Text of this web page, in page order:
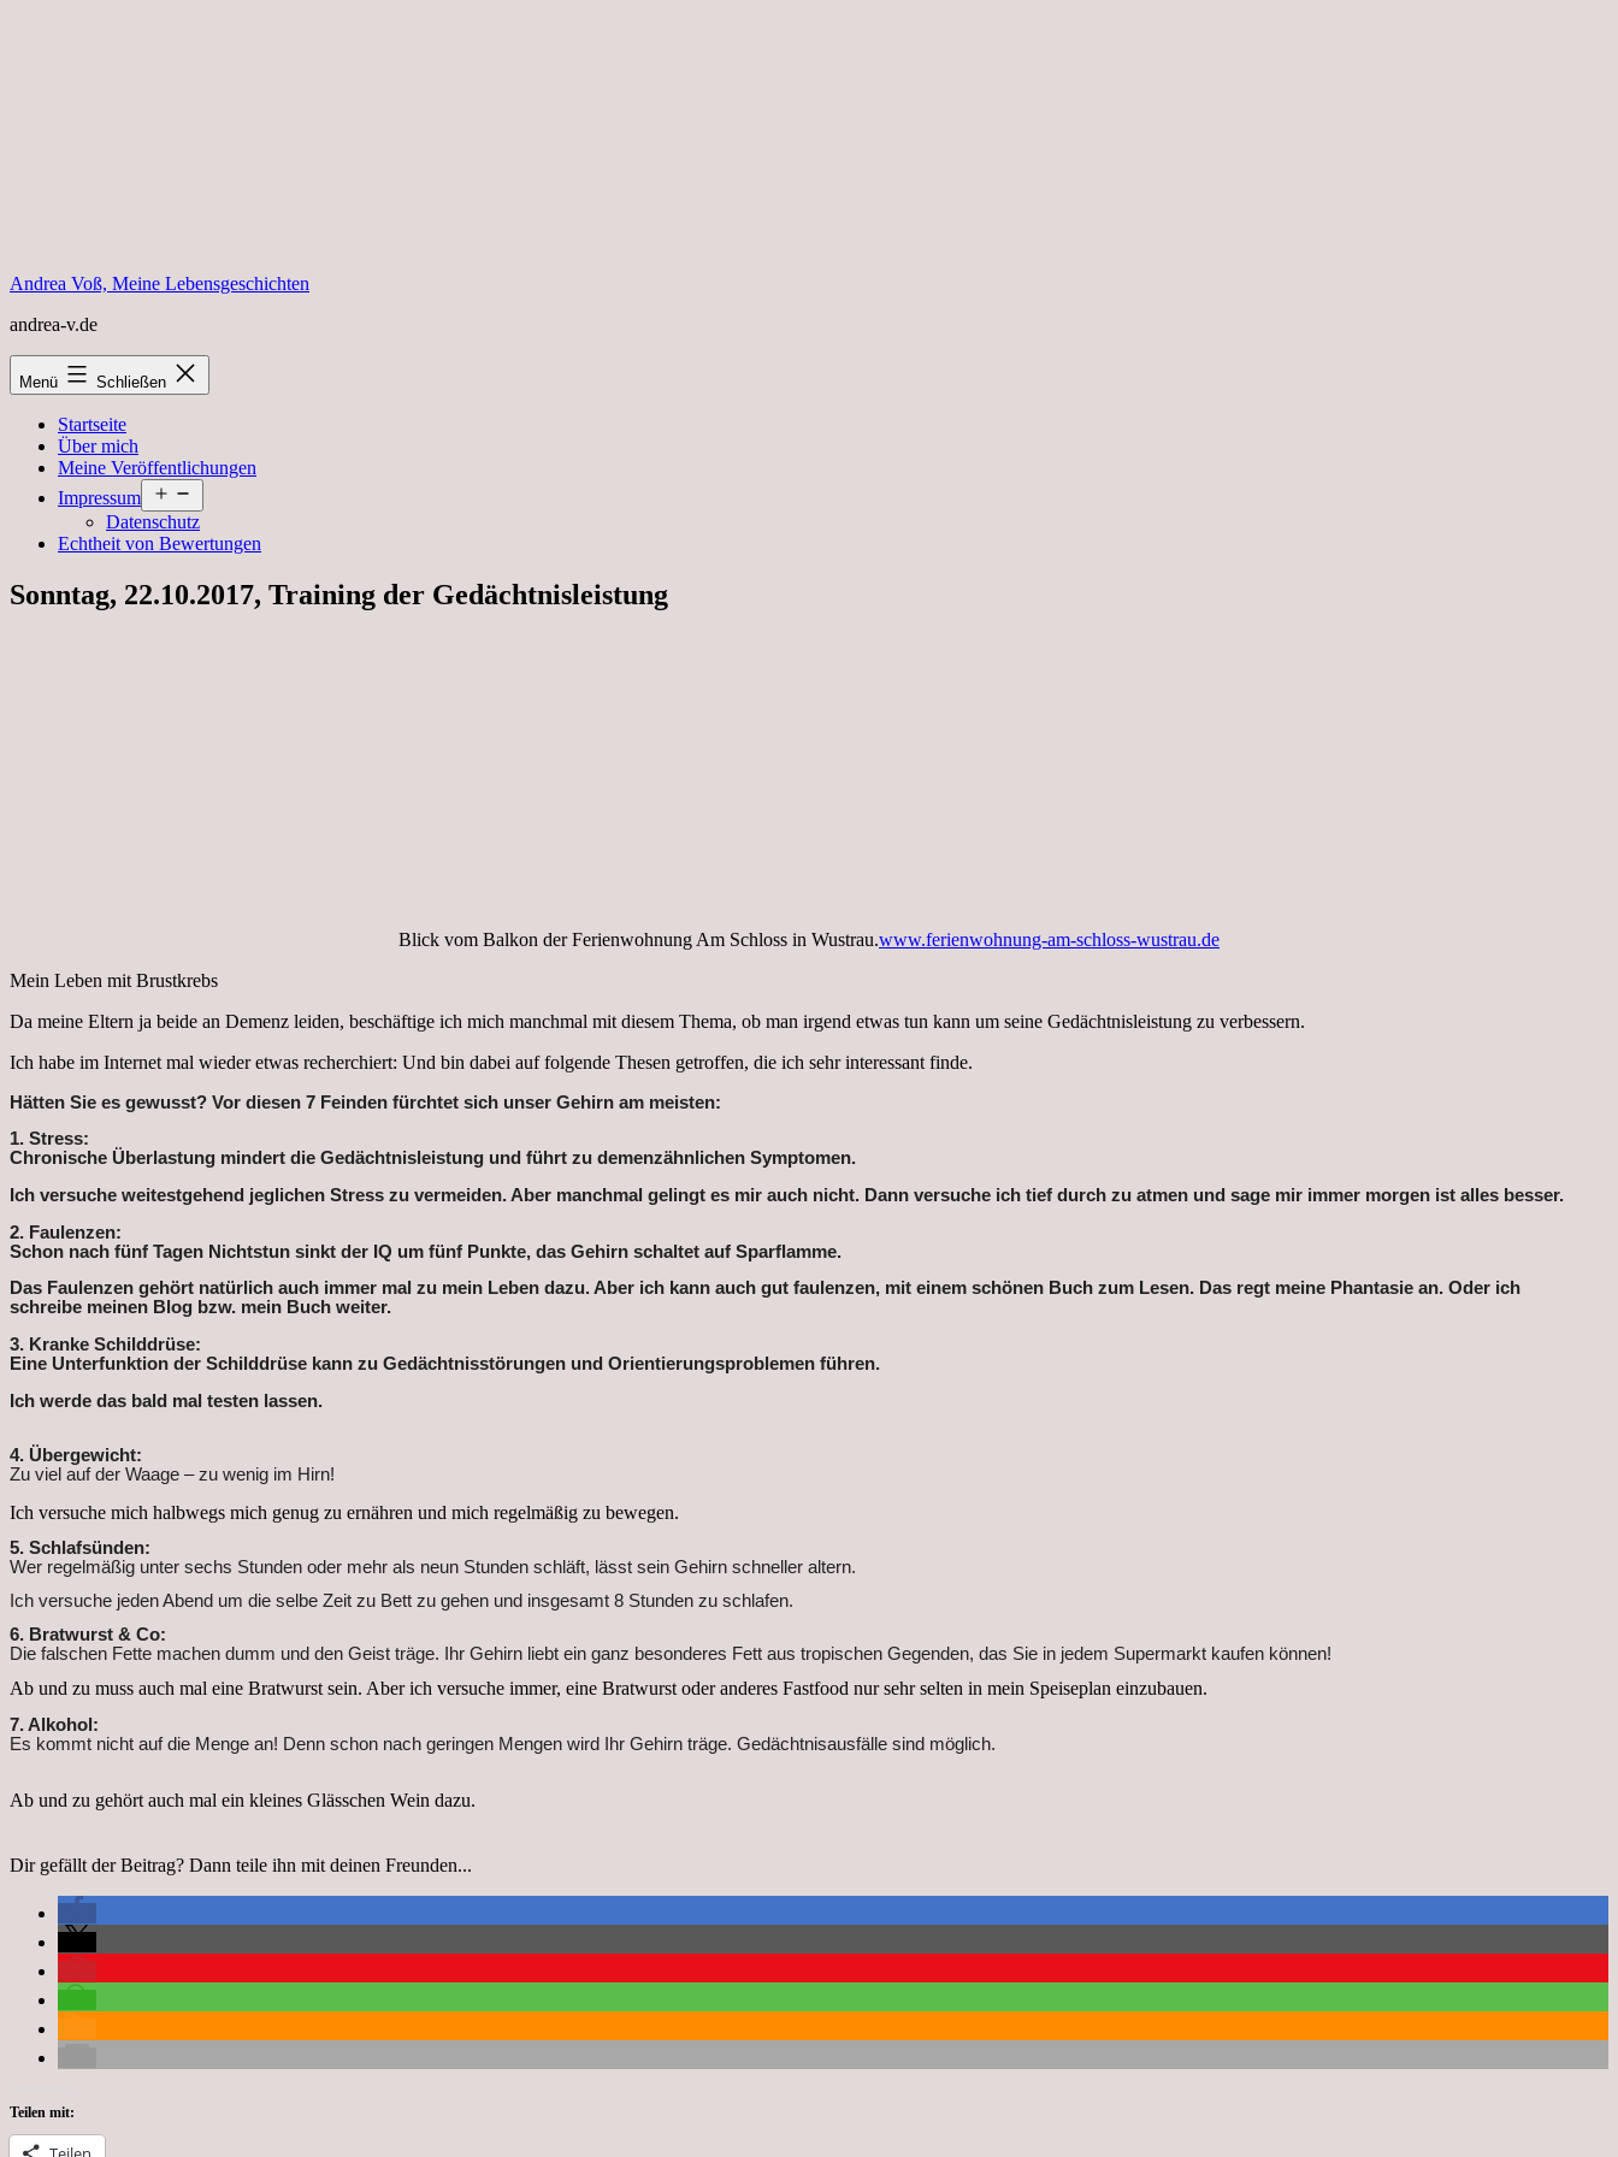
Andrea Voß, Meine Lebensgeschichten
andrea-v.de
Menü Schließen
Startseite
Über mich
Meine Veröffentlichungen
Impressum
öffnen
Datenschutz
Echtheit von Bewertungen
Sonntag, 22.10.2017, Training der Gedächtnisleistung
Blick vom Balkon der Ferienwohnung Am Schloss in Wustrau.www.ferienwohnung-am-schloss-wustrau.de
Mein Leben mit Brustkrebs
Da meine Eltern ja beide an Demenz leiden, beschäftige ich mich manchmal mit diesem Thema, ob man irgend etwas tun kann um seine Gedächtnisleistung zu verbessern.
Ich habe im Internet mal wieder etwas recherchiert: Und bin dabei auf folgende Thesen getroffen, die ich sehr interessant finde.
Hätten Sie es gewusst? Vor diesen 7 Feinden fürchtet sich unser Gehirn am meisten:
1. Stress:
Chronische Überlastung mindert die Gedächtnisleistung und führt zu demenzähnlichen Symptomen.
Ich versuche weitestgehend jeglichen Stress zu vermeiden. Aber manchmal gelingt es mir auch nicht. Dann versuche ich tief durch zu atmen und sage mir immer morgen ist alles besser.
2. Faulenzen:
Schon nach fünf Tagen Nichtstun sinkt der IQ um fünf Punkte, das Gehirn schaltet auf Sparflamme.
Das Faulenzen gehört natürlich auch immer mal zu mein Leben dazu. Aber ich kann auch gut faulenzen, mit einem schönen Buch zum Lesen. Das regt meine Phantasie an. Oder ich
schreibe meinen Blog bzw. mein Buch weiter.
3. Kranke Schilddrüse:
Eine Unterfunktion der Schilddrüse kann zu Gedächtnisstörungen und Orientierungsproblemen führen.
Ich werde das bald mal testen lassen.
4. Übergewicht:
Zu viel auf der Waage – zu wenig im Hirn!
Ich versuche mich halbwegs mich genug zu ernähren und mich regelmäßig zu bewegen.
5. Schlafsünden:
Wer regelmäßig unter sechs Stunden oder mehr als neun Stunden schläft, lässt sein Gehirn schneller altern.
Ich versuche jeden Abend um die selbe Zeit zu Bett zu gehen und insgesamt 8 Stunden zu schlafen.
6. Bratwurst & Co:
Die falschen Fette machen dumm und den Geist träge. Ihr Gehirn liebt ein ganz besonderes Fett aus tropischen Gegenden, das Sie in jedem Supermarkt kaufen können!
Ab und zu muss auch mal eine Bratwurst sein. Aber ich versuche immer, eine Bratwurst oder anderes Fastfood nur sehr selten in mein Speiseplan einzubauen.
7. Alkohol:
Es kommt nicht auf die Menge an! Denn schon nach geringen Mengen wird Ihr Gehirn träge. Gedächtnisausfälle sind möglich.
Ab und zu gehört auch mal ein kleines Glässchen Wein dazu.
Dir gefällt der Beitrag? Dann teile ihn mit deinen Freunden...
Teilen mit: